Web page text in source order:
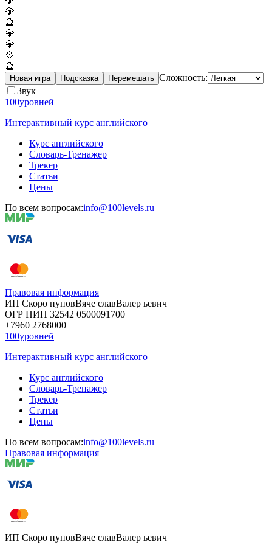
💎
🔮
💎
💎
💠
🔮
Новая игра Подсказка Перемешать Сложность:
Звук
100уровней
Интерактивный курс английского
Курс английского
Словарь-Тренажер
Трекер
Статьи
Цены
По всем вопросам:info@100levels.ru
Правовая информация
ИП Скоро пуповВяче славВалер ьевич
ОГР НИП 32542 0500091700
+7960 2768000
100уровней
Интерактивный курс английского
Курс английского
Словарь-Тренажер
Трекер
Статьи
Цены
По всем вопросам:info@100levels.ru
Правовая информация
ИП Скоро пуповВяче славВалер ьевич